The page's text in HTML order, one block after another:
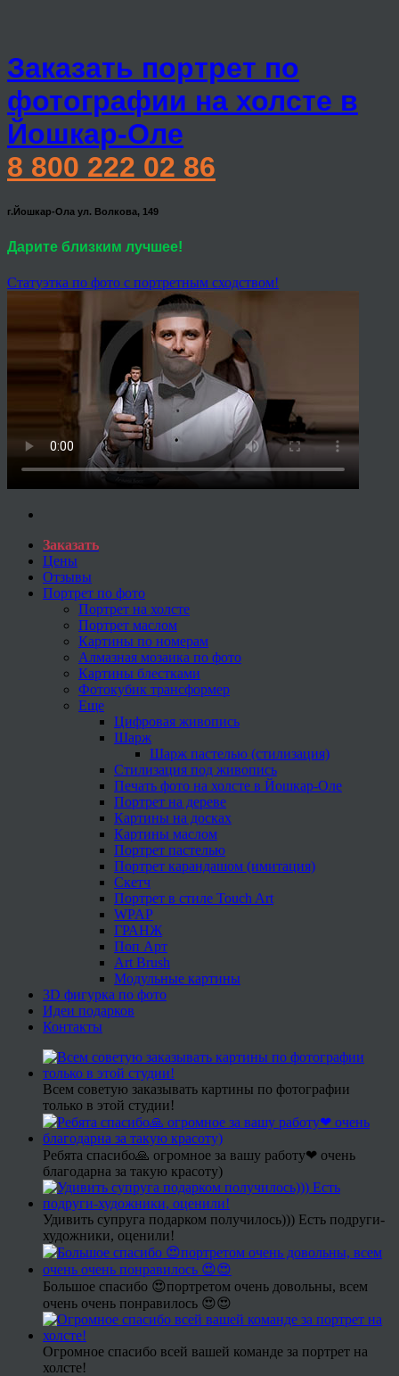
Заказать портрет по
фотографии на холсте в
Йошкар-Оле
8 800 222 02 86
г.Йошкар-Ола ул. Волкова, 149
Дарите близким лучшее!
Статуэтка по фото с портретным сходством!
Заказать
Цены
Отзывы
Портрет по фото
Портрет на холсте
Портрет маслом
Картины по номерам
Алмазная мозаика по фото
Картины блестками
Фотокубик трансформер
Еще
Цифровая живопись
Шарж
Шарж пастелью (стилизация)
Стилизация под живопись
Печать фото на холсте в Йошкар-Оле
Портрет на дереве
Картины на досках
Картины маслом
Портрет пастелью
Портрет карандашом (имитация)
Скетч
Портрет в стиле Touch Art
WPAP
ГРАНЖ
Поп Арт
Art Brush
Модульные картины
3D фигурка по фото
Идеи подарков
Контакты
Всем советую заказывать картины по фотографии
только в этой студии!
Ребята спасибо🙏 огромное за вашу работу❤ очень
благодарна за такую красоту)
Удивить супруга подарком получилось))) Есть подруги-
художники, оценили!
Большое спасибо 😍портретом очень довольны, всем
очень очень понравилось 😍😍
Огромное спасибо всей вашей команде за портрет на
холсте!